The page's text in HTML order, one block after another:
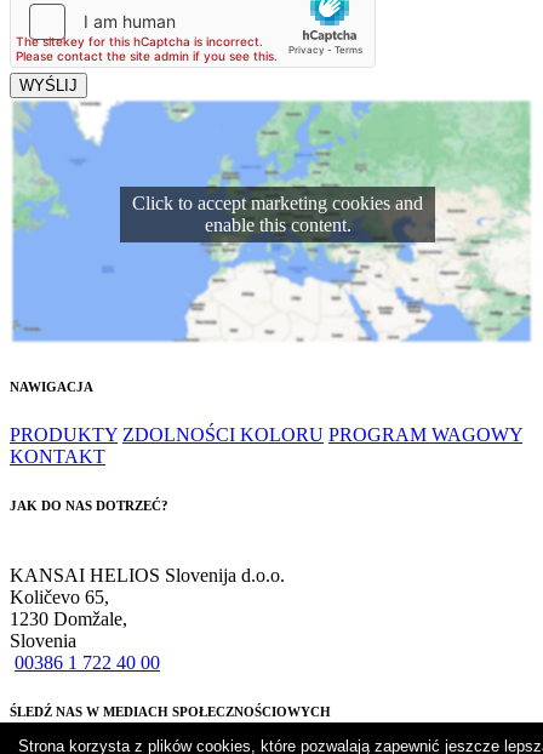
Click to accept marketing cookies and
enable this content.
NAWIGACJA
PRODUKTY ZDOLNOŚCI KOLORU PROGRAM WAGOWY
KONTAKT
JAK DO NAS DOTRZEĆ?
KANSAI HELIOS Slovenija d.o.o.
Količevo 65,
1230 Domžale,
Slovenia
00386 1 722 40 00
ŚLEDŹ NAS W MEDIACH SPOŁECZNOŚCIOWYCH
Strona korzysta z plików cookies, które pozwalają zapewnić jeszcze